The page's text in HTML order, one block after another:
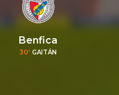
Benfica
30' GAITÁN